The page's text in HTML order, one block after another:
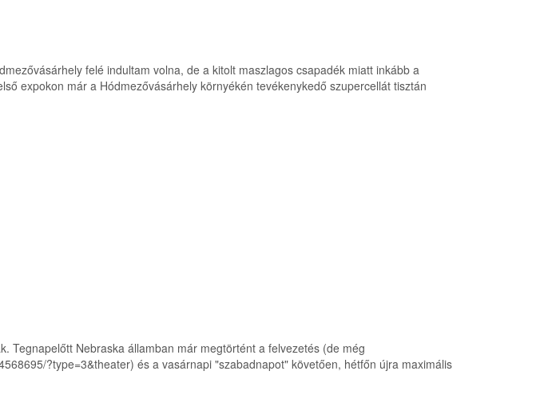
felé indultam volna, de a kitolt maszlagos csapadék miatt inkább a
expokon már a Hódmezővásárhely környékén tevékenykedő szupercellát tisztán
Tegnapelőtt Nebraska államban már megtörtént a felvezetés (de még
?type=3&theater) és a vasárnapi "szabadnapot" követően, hétfőn újra maximális